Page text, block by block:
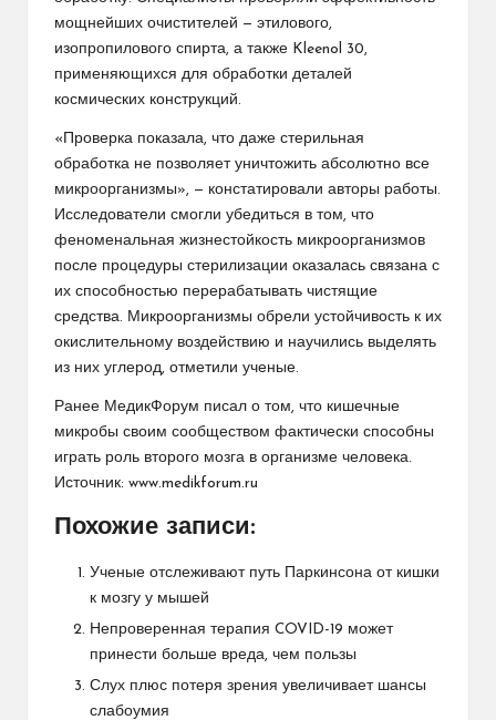
мощнейших очистителей — этилового,
изопропилового спирта, а также Kleenol 30,
применяющихся для обработки деталей
космических конструкций.
«Проверка показала, что даже стерильная
обработка не позволяет уничтожить абсолютно все
микроорганизмы», — констатировали авторы работы.
Исследователи смогли убедиться в том, что
феноменальная жизнестойкость микроорганизмов
после процедуры стерилизации оказалась связана с
их способностью перерабатывать чистящие
средства. Микроорганизмы обрели устойчивость к их
окислительному воздействию и научились выделять
из них углерод, отметили ученые.
Ранее МедикФорум писал о том, что кишечные
микробы своим сообществом фактически способны
играть роль второго мозга в организме человека
Источник: www.medikforum.ru
Похожие записи:
Ученые отслеживают путь Паркинсона от кишки
к мозгу у мышей
Непроверенная терапия COVID-19 может
принести больше вреда, чем пользы
Слух плюс потеря зрения увеличивает шансы
слабоумия